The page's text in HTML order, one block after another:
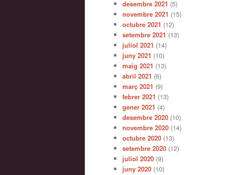
desembre 2021 (5)
novembre 2021 (15)
octubre 2021 (12)
setembre 2021 (13)
juliol 2021 (14)
juny 2021 (10)
maig 2021 (13)
abril 2021 (6)
març 2021 (9)
febrer 2021 (13)
gener 2021 (4)
desembre 2020 (10)
novembre 2020 (14)
octubre 2020 (13)
setembre 2020 (12)
juliol 2020 (9)
juny 2020 (10)